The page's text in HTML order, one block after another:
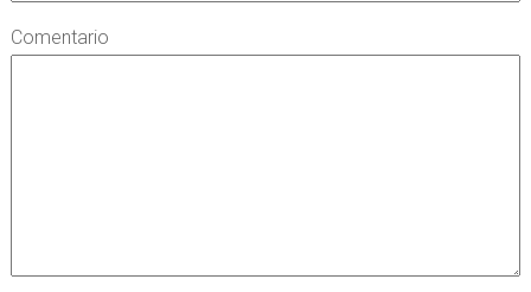
Comentario